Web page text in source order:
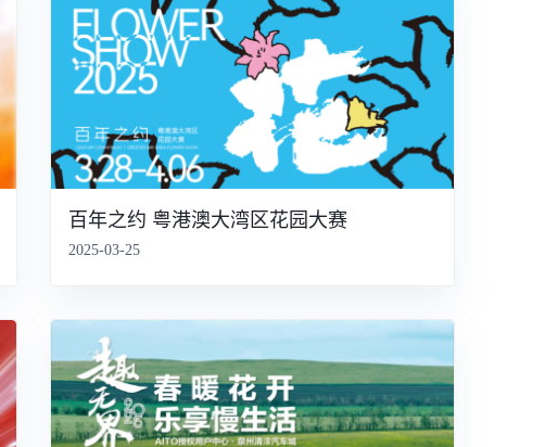
百年之约 粤港澳大湾区花园大赛
2025-03-25